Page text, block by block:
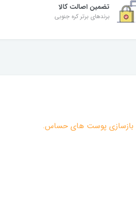
تضمین اصالت کالا
برندهای برتر کره جنوبی